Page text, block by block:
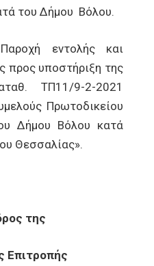
του Δήμου Βόλου.
και
προς υποστήριξη της
ΤΠ11/9-2-2021
Πρωτοδικείου
Δήμου Βόλου κατά
Θεσσαλίας».
της
Επιτροπής